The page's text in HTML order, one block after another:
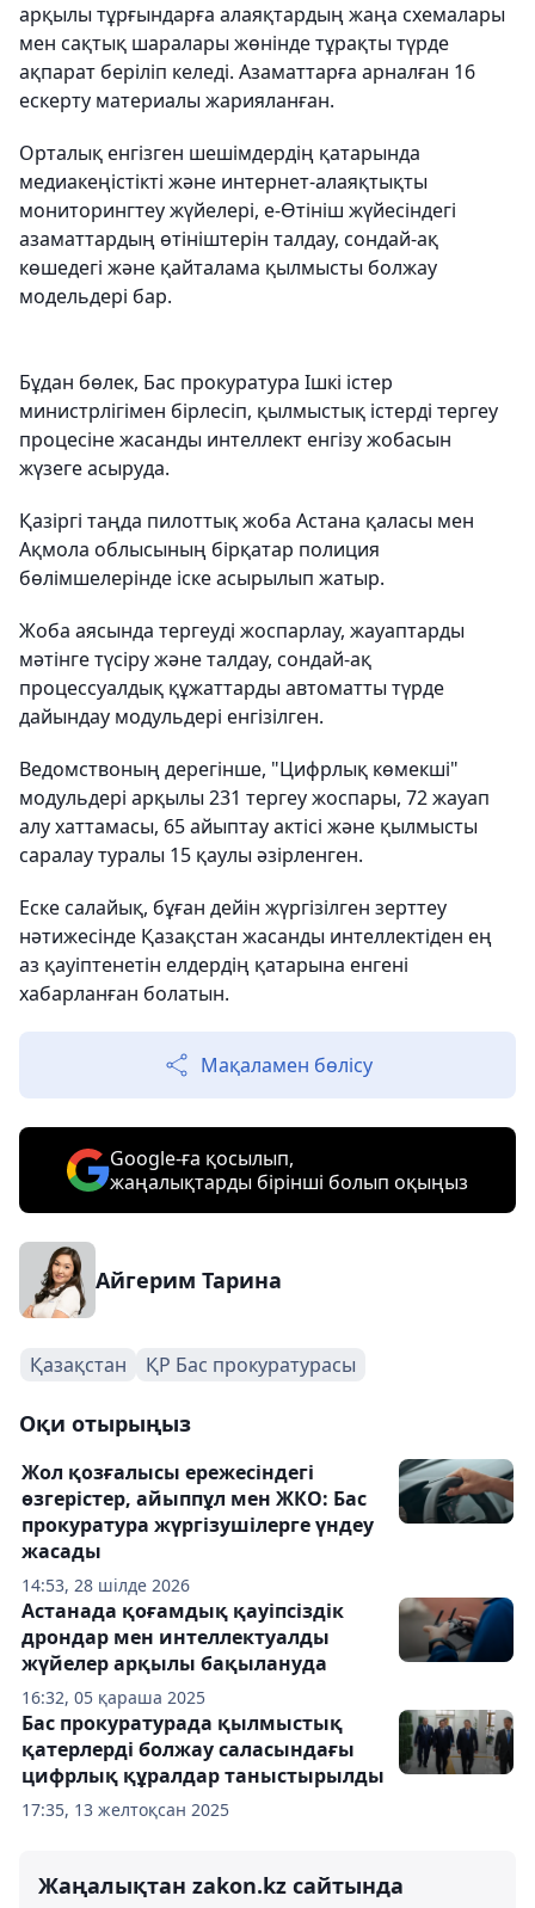
арқылы тұрғындарға алаяқтардың жаңа схемалары
мен сақтық шаралары жөнінде тұрақты түрде
ақпарат беріліп келеді. Азаматтарға арналған 16
ескерту материалы жарияланған.
Орталық енгізген шешімдердің қатарында
медиакеңістікті және интернет-алаяқтықты
мониторингтеу жүйелері, e-Өтініш жүйесіндегі
азаматтардың өтініштерін талдау, сондай-ақ
көшедегі және қайталама қылмысты болжау
модельдері бар.
Бұдан бөлек, Бас прокуратура Ішкі істер
министрлігімен бірлесіп, қылмыстық істерді тергеу
процесіне жасанды интеллект енгізу жобасын
жүзеге асыруда.
Қазіргі таңда пилоттық жоба Астана қаласы мен
Ақмола облысының бірқатар полиция
бөлімшелерінде іске асырылып жатыр.
Жоба аясында тергеуді жоспарлау, жауаптарды
мәтінге түсіру және талдау, сондай-ақ
процессуалдық құжаттарды автоматты түрде
дайындау модульдері енгізілген.
Ведомствоның дерегінше, "Цифрлық көмекші"
модульдері арқылы 231 тергеу жоспары, 72 жауап
алу хаттамасы, 65 айыптау актісі және қылмысты
саралау туралы 15 қаулы әзірленген.
Еске салайық, бұған дейін жүргізілген зерттеу
нәтижесінде Қазақстан жасанды интеллектіден ең
аз қауіптенетін елдердің қатарына енгені
хабарланған болатын.
Мақаламен бөлісу
Google-ға қосылып,
жаңалықтарды бірінші болып оқыңыз
Айгерим Тарина
Қазақстан ҚР Бас прокуратурасы
Оқи отырыңыз
14:53, 28 шілде 2026
Жол қозғалысы ережесіндегі
өзгерістер, айыппұл мен ЖКО: Бас
прокуратура жүргізушілерге үндеу
жасады
16:32, 05 қараша 2025
Астанада қоғамдық қауіпсіздік
дрондар мен интеллектуалды
жүйелер арқылы бақылануда
17:35, 13 желтоқсан 2025
Бас прокуратурада қылмыстық
қатерлерді болжау саласындағы
цифрлық құралдар таныстырылды
Жаңалықтан zakon.kz сайтында